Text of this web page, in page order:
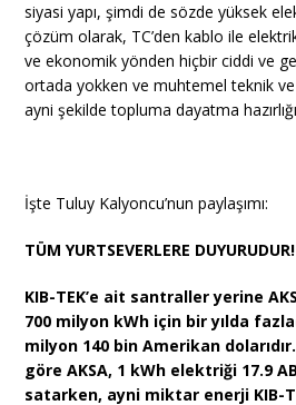
siyasi yapı, şimdi de sözde yüksek
çözüm olarak, TC’den kablo ile
ve ekonomik yönden hiçbir ciddi ve
ortada yokken ve muhtemel teknik
ayni şekilde topluma dayatma
İşte Tuluy Kalyoncu’nun paylaşımı:
TÜM YURTSEVERLERE DUYURUDUR!
KIB-TEK’e ait santraller yerine
700 milyon kWh için bir yılda
milyon 140 bin Amerikan
göre AKSA, 1 kWh elektriği 17.9
satarken, ayni miktar enerji KIB-